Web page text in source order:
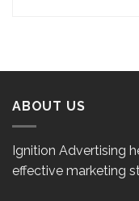
ABOUT US
Ignition Advertising
effective marketing